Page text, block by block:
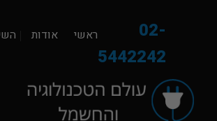
02-
5442242
ראשי אודות